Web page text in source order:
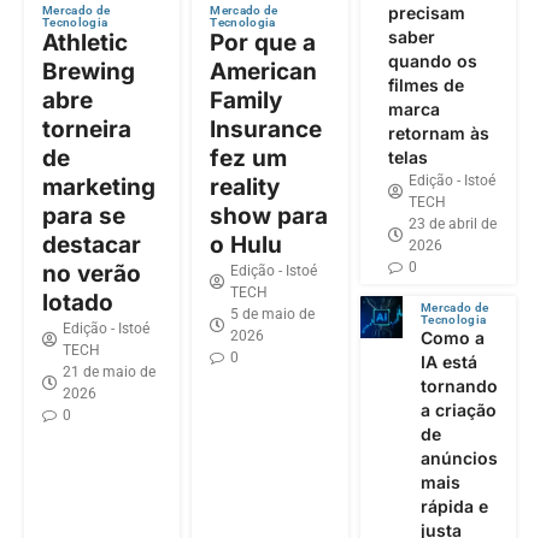
Mercado de
Tecnologia
Athletic
Brewing
abre
torneira
de
marketing
para se
destacar
no verão
lotado
Edição - Istoé
TECH
21 de maio de
2026
0
Mercado de
Tecnologia
Por que a
American
Family
Insurance
fez um
reality
show para
o Hulu
Edição - Istoé
TECH
5 de maio de
2026
0
precisam
saber
quando os
filmes de
marca
retornam às
telas
Edição - Istoé
TECH
23 de abril de
2026
0
Mercado de
Tecnologia
Como a
IA está
tornando
a criação
de
anúncios
mais
rápida e
justa